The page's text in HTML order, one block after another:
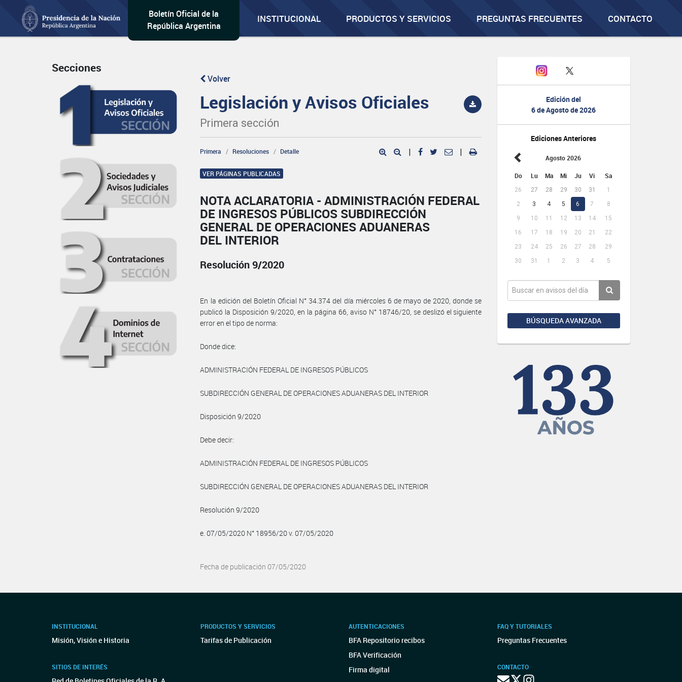
Boletín Oficial de la
República Argentina
INSTITUCIONAL PRODUCTOS Y SERVICIOS PREGUNTAS FRECUENTES CONTACTO
Edición del
6 de Agosto de 2026
Ediciones Anteriores
Agosto 2026
Do Lu Ma Mi Ju Vi Sa
26 27 28 29 30 31
1
2
3 4 5 6 7
8
9
10 11 12 13 14
15
16
17 18 19 20 21
22
23
24 25 26 27 28
29
30
31 1 2 3 4 5
BÚSQUEDA AVANZADA
Secciones
Volver
Legislación y Avisos Oficiales
Primera sección
Primera Resoluciones Detalle | |
VER PÁGINAS PUBLICADAS
NOTA ACLARATORIA - ADMINISTRACIÓN FEDERAL
DE INGRESOS PÚBLICOS SUBDIRECCIÓN
GENERAL DE OPERACIONES ADUANERAS
DEL INTERIOR
Resolución 9/2020
En la edición del Boletín Oficial N° 34.374 del día miércoles 6 de mayo de 2020, donde se
publicó la Disposición 9/2020, en la página 66, aviso N° 18746/20, se deslizó el siguiente
error en el tipo de norma:
Donde dice:
ADMINISTRACIÓN FEDERAL DE INGRESOS PÚBLICOS
SUBDIRECCIÓN GENERAL DE OPERACIONES ADUANERAS DEL INTERIOR
Disposición 9/2020
Debe decir:
ADMINISTRACIÓN FEDERAL DE INGRESOS PÚBLICOS
SUBDIRECCIÓN GENERAL DE OPERACIONES ADUANERAS DEL INTERIOR
Resolución 9/2020
e. 07/05/2020 N° 18956/20 v. 07/05/2020
Fecha de publicación 07/05/2020
INSTITUCIONAL
Misión, Visión e Historia
SITIOS DE INTERÉS
PRODUCTOS Y SERVICIOS
Tarifas de Publicación
AUTENTICACIONES
BFA Repositorio recibos
BFA Verificación
Firma digital
FAQ Y TUTORIALES
Preguntas Frecuentes
CONTACTO